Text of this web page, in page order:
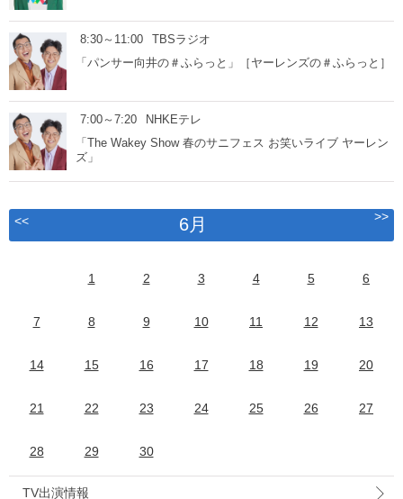
8:30～11:00
TBSラジオ
「パンサー向井の＃ふらっと」［ヤーレンズの＃ふらっと］
7:00～7:20
NHKEテレ
「The Wakey Show 春のサニフェス お笑いライブ ヤーレン
ズ」
<< 6月 >>
1 2 3 4 5 6
7 8 9 10 11 12 13
14 15 16 17 18 19 20
21 22 23 24 25 26 27
28 29 30
TV出演情報